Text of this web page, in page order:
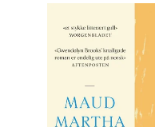
Elizabeth Strout
Hitster
Hypopressiv trening